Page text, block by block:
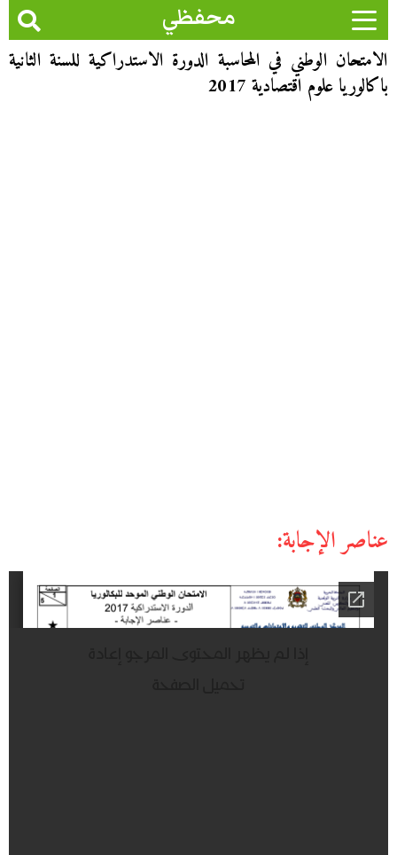
محفظي
الامتحان الوطني في المحاسبة الدورة الاستدراكية للسنة الثانية
باكالوريا علوم اقتصادية 2017
عناصر الإجابة: